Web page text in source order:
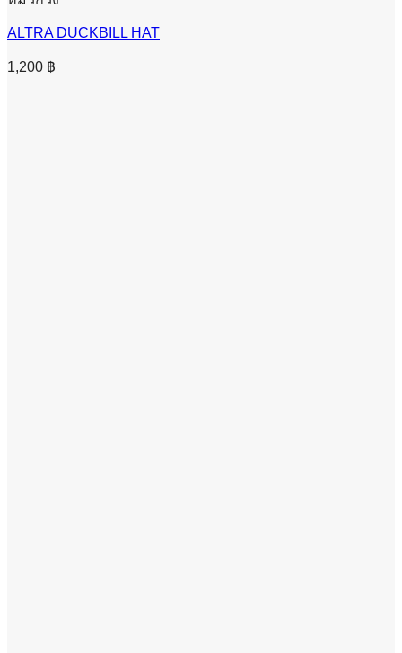
ALTRA DUCKBILL HAT
1,200 ฿